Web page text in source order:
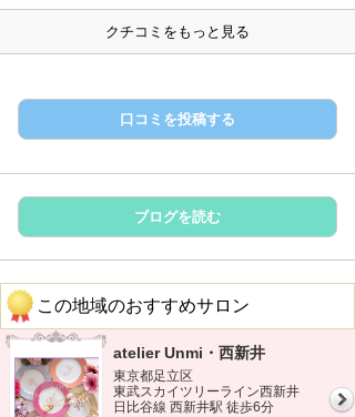
クチコミをもっと見る
口コミを投稿する
ブログを読む
この地域のおすすめサロン
atelier Unmi・西新井
東京都足立区
東武スカイツリーライン西新井
日比谷線 西新井駅 徒歩6分